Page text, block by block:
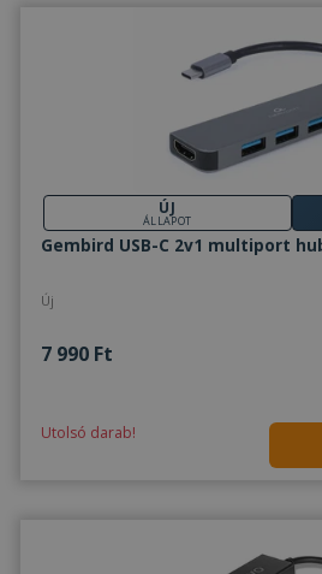
ÚJ
ÁLLAPOT
Gembird USB-C 2v1 multiport
Új
7 990 Ft
Utolsó darab!